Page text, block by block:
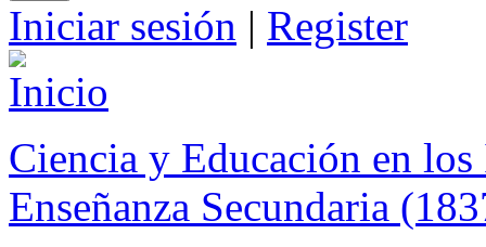
Iniciar sesión | Register
Ciencia y Educación en
Enseñanza Secundaria